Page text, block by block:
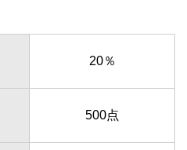
20％
500点